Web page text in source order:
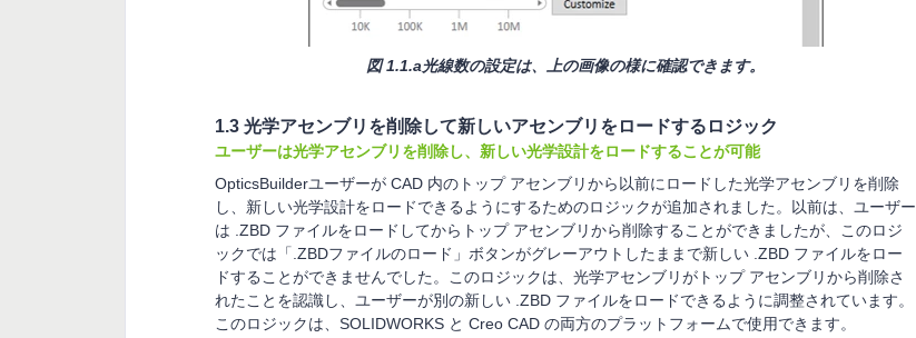
図 1.1.a光線数の設定は、上の画像の様に確認できます。
1.3 光学アセンブリを削除して新しいアセンブリをロードするロジック
ユーザーは光学アセンブリを削除し、新しい光学設計をロードすることが可能
OpticsBuilderユーザーが CAD 内のトップ アセンブリから以前にロードした光学アセンブリを削除
し、新しい光学設計をロードできるようにするためのロジックが追加されました。以前は、ユーザー
は .ZBD ファイルをロードしてからトップ アセンブリから削除することができましたが、このロジ
ックでは「.ZBDファイルのロード」ボタンがグレーアウトしたままで新しい .ZBD ファイルをロー
ドすることができませんでした。このロジックは、光学アセンブリがトップ アセンブリから削除さ
れたことを認識し、ユーザーが別の新しい .ZBD ファイルをロードできるように調整されています。
このロジックは、SOLIDWORKS と Creo CAD の両方のプラットフォームで使用できます。